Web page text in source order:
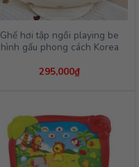
Ghế hơi tập ngồi playing be
hình gấu phong cách Korea
295,000₫